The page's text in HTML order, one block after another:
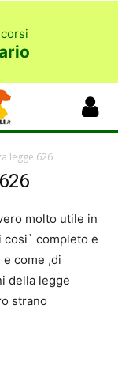
legge 626
molto utile in
cosi` completo e
come ,di
della legge
strano